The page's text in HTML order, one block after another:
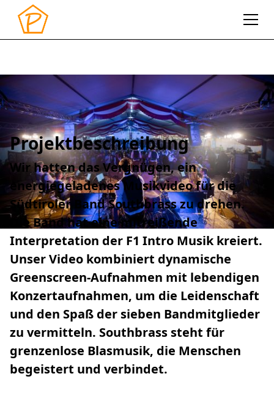
Musikvideo
Projektbeschreibung
Wir hatten das Vergnügen, ein
energiegeladenes Musikvideo für die
Südtiroler Band Southbrass zu drehen.
Die Band hat eine mitreißende
Interpretation der F1 Intro Musik kreiert.
Unser Video kombiniert dynamische
Greenscreen-Aufnahmen mit lebendigen
Konzertaufnahmen, um die Leidenschaft
und den Spaß der sieben Bandmitglieder
zu vermitteln. Southbrass steht für
grenzenlose Blasmusik, die Menschen
begeistert und verbindet.